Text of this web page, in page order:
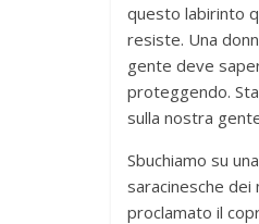
questo labirinto
resiste. Una
gente deve
proteggendo.
sulla nostra
Sbuchiamo su
saracinesche dei
proclamato il